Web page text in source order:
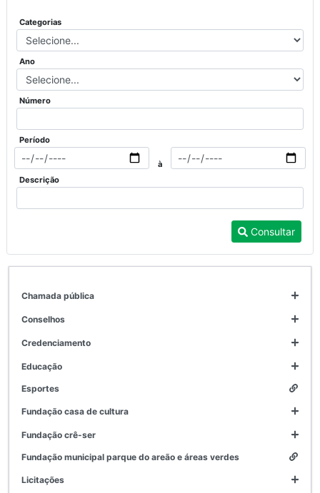
Categorias
Ano
Número
Período
à
Descrição
Consultar
chamada pública
conselhos
credenciamento
educação
esportes
fundação casa de cultura
fundação crê-ser
fundação municipal parque do areão e áreas verdes
licitações